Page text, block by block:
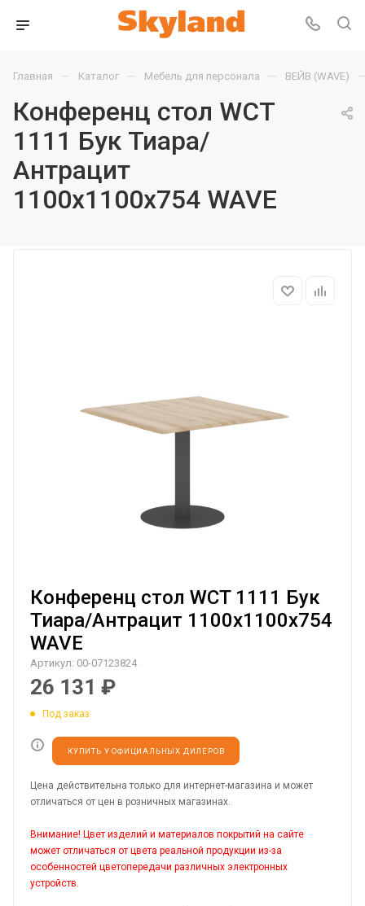
Главная — Каталог — Мебель для персонала — ВЕЙВ (WAVE)
Конференц стол WCT
1111 Бук Тиара/
Антрацит
1100х1100х754 WAVE
Конференц стол WCT 1111 Бук
Тиара/Антрацит 1100х1100х754
WAVE
Артикул: 00-07123824
26 131 ₽
Под заказ
КУПИТЬ У ОФИЦИАЛЬНЫХ ДИЛЕРОВ
Цена действительна только для интернет-магазина и может
отличаться от цен в розничных магазинах.
Внимание! Цвет изделий и материалов покрытий на сайте
может отличаться от цвета реальной продукции из-за
особенностей цветопередачи различных электронных
устройств.